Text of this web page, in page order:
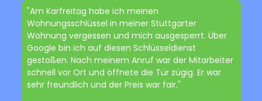
"Am Karfreitag habe ich meinen
Wohnungsschlüssel in meiner Stuttgarter
Wohnung vergessen und mich ausgesperrt. Über
Google bin ich auf diesen Schlüsseldienst
gestoßen. Nach meinem Anruf war der Mitarbeiter
schnell vor Ort und öffnete die Tür zügig. Er war
sehr freundlich und der Preis war fair."